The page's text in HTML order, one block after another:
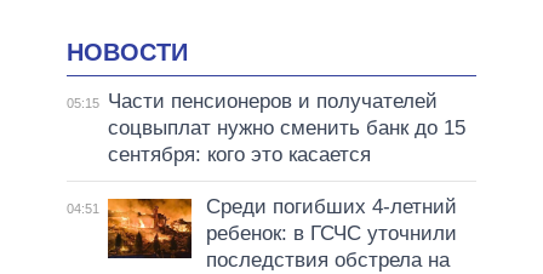
НОВОСТИ
05:15
Части пенсионеров и получателей
соцвыплат нужно сменить банк до 15
сентября: кого это касается
04:51
Среди погибших 4-летний
ребенок: в ГСЧС уточнили
последствия обстрела на